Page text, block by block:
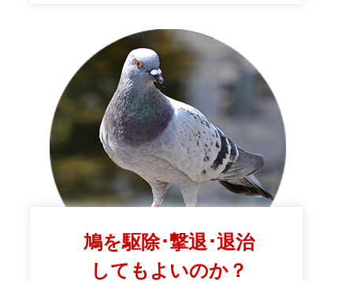
鳩を駆除･撃退･退治
してもよいのか？